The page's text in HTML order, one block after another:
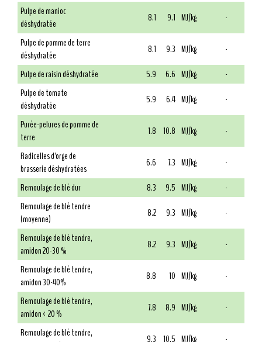
Pulpe de manioc
déshydratée
8.1 9.1 MJ/kg
-
Pulpe de pomme de terre
déshydratée
8.1 9.3 MJ/kg
-
Pulpe de raisin déshydratée
5.9 6.6 MJ/kg
-
Pulpe de tomate
déshydratée
5.9 6.4 MJ/kg
-
Purée-pelures de pomme de
terre
1.8 10.8 MJ/kg
-
Radicelles d'orge de
brasserie déshydratées
6.6 7.3 MJ/kg
-
Remoulage de blé dur
8.3 9.5 MJ/kg
-
Remoulage de blé tendre
(moyenne)
8.2 9.3 MJ/kg
-
Remoulage de blé tendre,
amidon 20-30 %
8.2 9.3 MJ/kg
-
Remoulage de blé tendre,
amidon 30-40%
8.8 10 MJ/kg
-
Remoulage de blé tendre,
amidon < 20 %
7.8 8.9 MJ/kg
-
Remoulage de blé tendre,
9.3 10.5 MJ/kg -